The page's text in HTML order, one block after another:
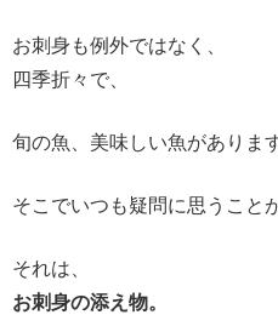
お刺身も例外ではなく、
四季折々で、
旬の魚、美味しい魚があります
そこでいつも疑問に思うこと
それは、
お刺身の添え物。